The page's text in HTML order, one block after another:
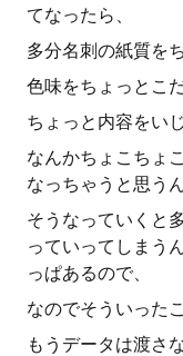
てなったら、
多分名刺の紙質を
色味をちょっとこ
ちょっと内容をい
なんかちょこちょ
なっちゃうと思う
そうなっていくと
っていってしまう
っぱあるので、
なのでそういった
もうデータは渡さ